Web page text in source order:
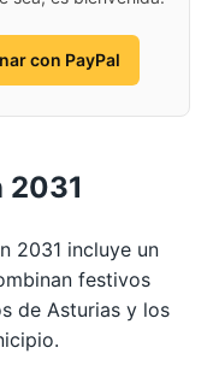
con PayPal
2031
2031 incluye un
festivos
de Asturias y los